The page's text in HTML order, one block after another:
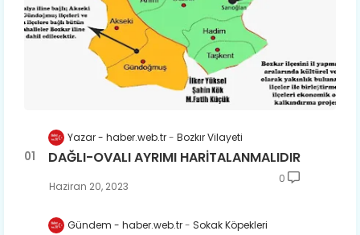
Yazar - haber.web.tr Bozkır Vilayeti
DAĞLI-OVALI AYRIMI HARİTALANMALIDIR
Haziran 20, 2023
0
Gündem - haber.web.tr Sokak Köpekleri